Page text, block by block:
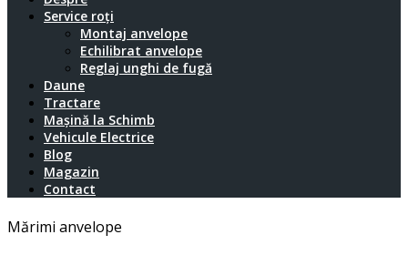
Service roți
Montaj anvelope
Echilibrat anvelope
Reglaj unghi de fugă
Daune
Tractare
Mașină la Schimb
Vehicule Electrice
Blog
Magazin
Contact
Mărimi anvelope